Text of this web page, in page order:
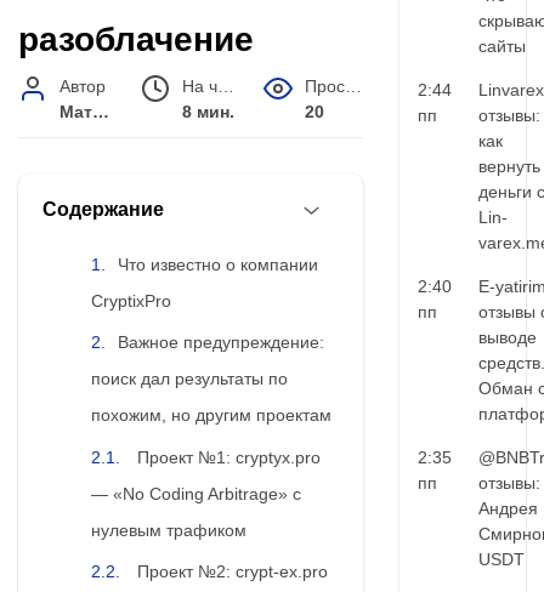
разоблачение
Автор
Матвей Иванов
8 мин.
20
Содержание
Что известно о компании
CryptixPro
Важное предупреждение:
поиск дал результаты по
похожим, но другим проектам
Проект №1: cryptyx.pro
— «No Coding Arbitrage» с
нулевым трафиком
Проект №2: crypt-ex.pro
сайты
2:44
пп
Linvarex
отзывы:
как
вернуть
деньги с
Lin-
2:40
пп
E-
отзывы
выводе
средств.
Обман
2:35
пп
Андрея
USDT